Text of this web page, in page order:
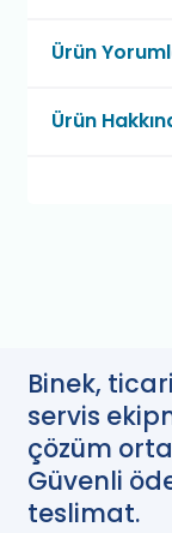
Ürün
Ürün
Binek,
servis
çözüm
Güvenli
teslimat.